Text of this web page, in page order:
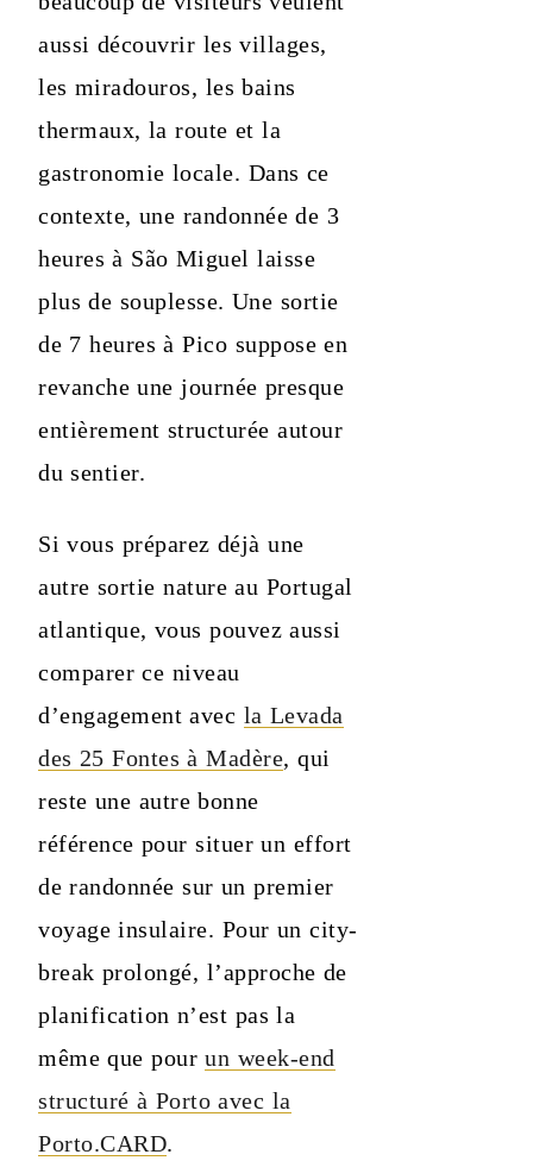
aussi découvrir les villages,
les miradouros, les bains
thermaux, la route et la
gastronomie locale. Dans ce
contexte, une randonnée de 3
heures à São Miguel laisse
plus de souplesse. Une sortie
de 7 heures à Pico suppose en
revanche une journée presque
entièrement structurée autour
du sentier.
Si vous préparez déjà une
autre sortie nature au Portugal
atlantique, vous pouvez aussi
comparer ce niveau
d’engagement avec la Levada
des 25 Fontes à Madère, qui
reste une autre bonne
référence pour situer un effort
de randonnée sur un premier
voyage insulaire. Pour un city-
break prolongé, l’approche de
planification n’est pas la
même que pourun week-end
structuré à Porto avec la
Porto.CARD.